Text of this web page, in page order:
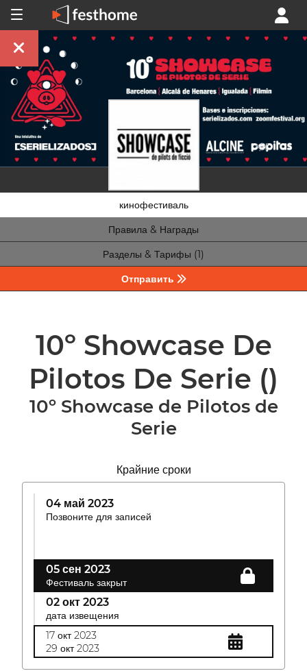
кинофестиваль
Правила & Награды
Разделы & Тарифы (1)
Отправить
10º Showcase De
Pilotos De Serie ()
10º Showcase de Pilotos de
Serie
Крайние сроки
04 май 2023
Позвоните для записей
05 сен 2023
Фестиваль закрыт
02 окт 2023
дата извещения
17 окт 2023
29 окт 2023